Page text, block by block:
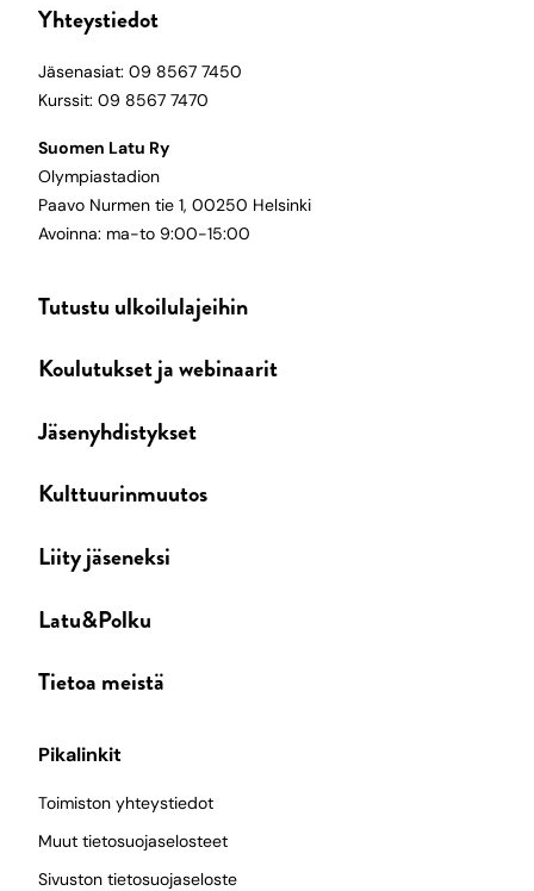
Yhteystiedot
Jäsenasiat: 09 8567 7450
Kurssit: 09 8567 7470
Suomen Latu Ry
Olympiastadion
Paavo Nurmen tie 1, 00250 Helsinki
Avoinna: ma-to 9:00-15:00
Tutustu ulkoilulajeihin
Koulutukset ja webinaarit
Jäsenyhdistykset
Kulttuurinmuutos
Liity jäseneksi
Latu&Polku
Tietoa meistä
Pikalinkit
Toimiston yhteystiedot
Muut tietosuojaselosteet
Sivuston tietosuojaseloste